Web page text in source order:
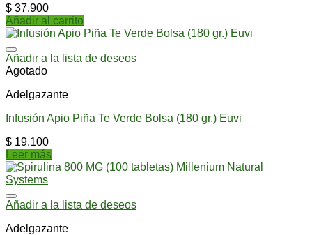
$ 37.900
Añadir al carrito
Añadir a la lista de deseos
Agotado
Adelgazante
Infusión Apio Piña Te Verde Bolsa (180 gr.) Euvi
$ 19.100
Leer más
Añadir a la lista de deseos
Adelgazante